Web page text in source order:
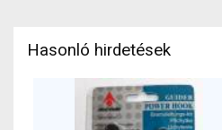
Hasonló hirdetések